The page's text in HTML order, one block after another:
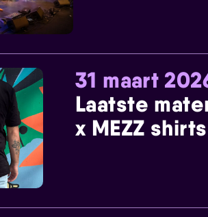
31 maart
Laatste
x MEZZ shirts